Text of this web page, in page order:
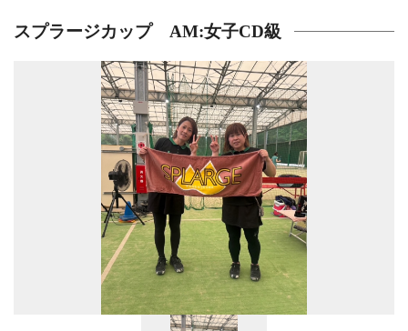
スプラージカップ AM:女子CD級